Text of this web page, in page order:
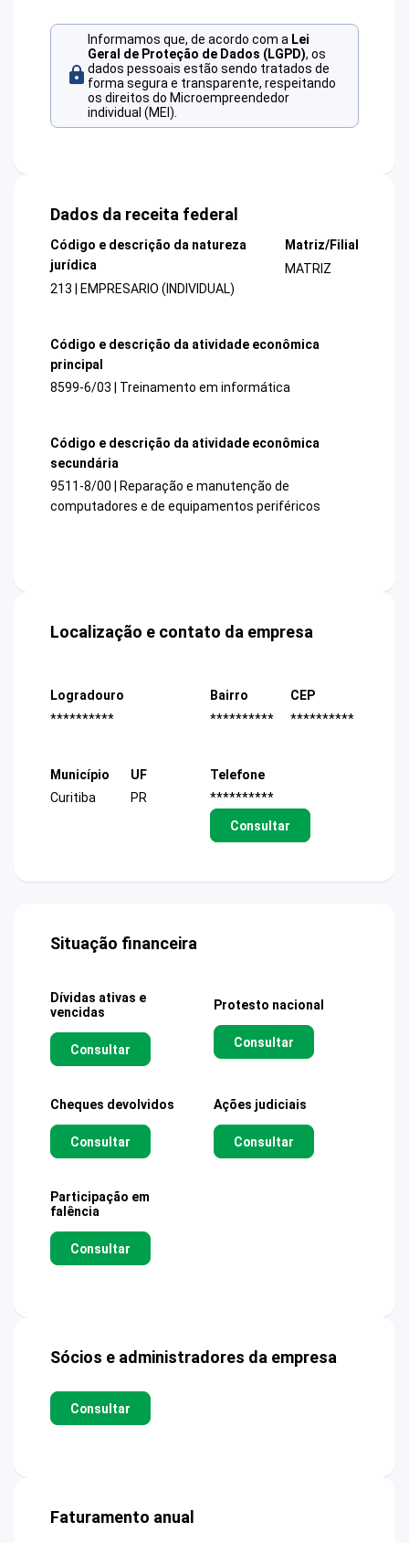
Informamos que, de acordo com a Lei
Geral de Proteção de Dados (LGPD), os
dados pessoais estão sendo tratados de
forma segura e transparente, respeitando
os direitos do Microempreendedor
individual (MEI).
Dados da receita federal
Código e descrição da natureza
jurídica
213 | EMPRESARIO (INDIVIDUAL)
Matriz/Filial
MATRIZ
Código e descrição da atividade econômica
principal
8599-6/03 | Treinamento em informática
Código e descrição da atividade econômica
secundária
9511-8/00 | Reparação e manutenção de
computadores e de equipamentos periféricos
Localização e contato da empresa
Logradouro
**********
Bairro
**********
CEP
**********
Município
Curitiba
UF
PR
Telefone
**********
Consultar
Situação financeira
Dívidas ativas e
vencidas
Consultar
Protesto nacional
Consultar
Cheques devolvidos
Consultar
Ações judiciais
Consultar
Participação em
falência
Consultar
Sócios e administradores da empresa
Consultar
Faturamento anual